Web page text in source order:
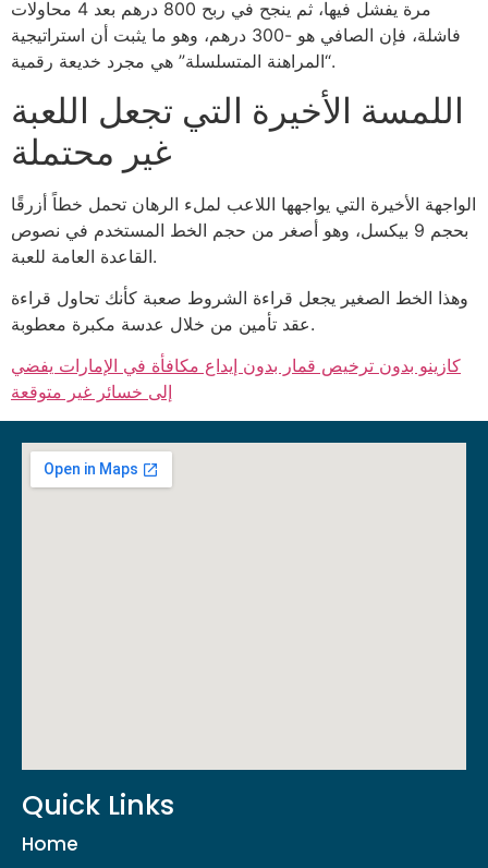
مرة يفشل فيها، ثم ينجح في ربح 800 درهم بعد 4 محاولات
فاشلة، فإن الصافي هو -300 درهم، وهو ما يثبت أن استراتيجية
“المراهنة المتسلسلة” هي مجرد خديعة رقمية.
اللمسة الأخيرة التي تجعل اللعبة
غير محتملة
الواجهة الأخيرة التي يواجهها اللاعب لملء الرهان تحمل خطاً أزرقًا
بحجم 9 بيكسل، وهو أصغر من حجم الخط المستخدم في نصوص
القاعدة العامة للعبة.
وهذا الخط الصغير يجعل قراءة الشروط صعبة كأنك تحاول قراءة
عقد تأمين من خلال عدسة مكبرة معطوبة.
كازينو بدون ترخيص قمار بدون إيداع مكافأة في الإمارات يفضي
إلى خسائر غير متوقعة
Quick Links
Home